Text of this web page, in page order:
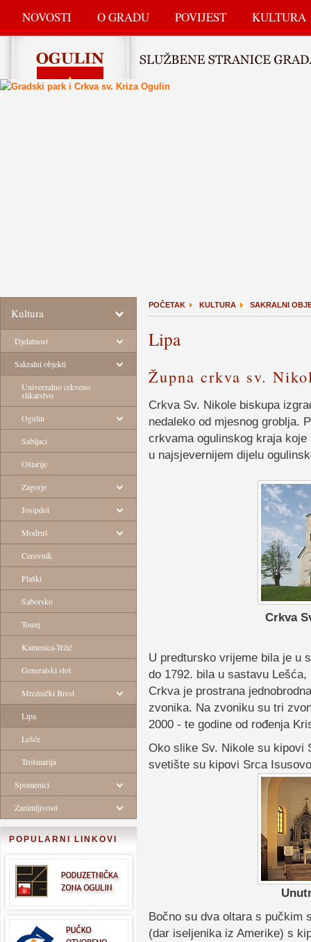
NOVOSTI O GRADU POVIJEST KULTURA
Kultura
Djelatnost
Sakralni objekti
Univerzalno crkveno
slikarstvo
Ogulin
Sabljaci
Oštarije
Zagorje
Josipdol
Modruš
Cerovnik
Plaški
Saborsko
Tounj
Kamenica-Tržić
Generalski stol
Mrežnički Brest
Lipa
Lešće
Trošmarija
Spomenici
Zanimljivosti
POPULARNI LINKOVI
POČETAK KULTURA SAKRALNI
Lipa
Župna crkva sv.
Crkva Sv. Nikole biskupa
nedaleko od mjesnog groblja.
crkvama ogulinskog kraja
u najsjevernijem dijelu
Crkva
U predtursko vrijeme bila je u
do 1792. bila u sastavu
Crkva je prostrana
zvonika. Na zvoniku su tri
2000 - te godine od rođenja
Oko slike Sv. Nikole su kipovi
svetište su kipovi Srca
Bočno su dva oltara s pučkim
(dar iseljenika iz Amerike) s